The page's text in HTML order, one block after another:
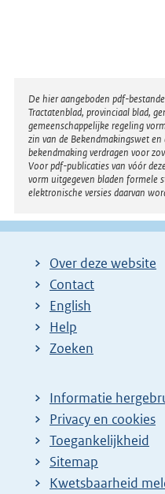
Disclaimer
De hier aangeboden pdf-
Tractatenblad, provinciaal blad,
gemeenschappelijke regeling
zin van de Bekendmakingswet
bekendmaking verdragen voor
Voor pdf-publicaties van vóór
vorm uitgegeven bladen formele
elektronische versies daarvan
Over deze website
Contact
English
Help
Zoeken
Informatie
Privacy en cookies
Toegankelijkheid
Sitemap
E
Kwetsbaarheid